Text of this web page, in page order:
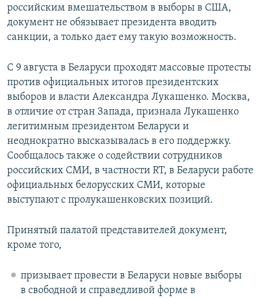
российским вмешательством в выборы в США,
документ не обязывает президента вводить
санкции, а только дает ему такую возможность.
С 9 августа в Беларуси проходят массовые протесты
против официальных итогов президентских
выборов и власти Александра Лукашенко. Москва,
в отличие от стран Запада, признала Лукашенко
легитимным президентом Беларуси и
неоднократно высказывалась в его поддержку.
Сообщалось также о содействии сотрудников
российских СМИ, в частности RT, в Беларуси работе
официальных белорусских СМИ, которые
выступают с пролукашенковских позиций.
Принятый палатой представителей документ,
кроме того,
призывает провести в Беларуси новые выборы
в свободной и справедливой форме в